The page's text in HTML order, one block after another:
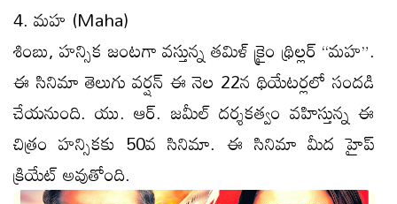
4. మహ (Maha)
శింబు, హన్సిక జంటగా వస్తున్న తమిళ్ క్రైం థ్రిల్లర్ “మహ”.
ఈ సినిమా తెలుగు వర్షన్ ఈ నెల 22న థియేటర్లలో సందడి
చేయనుంది. యు. ఆర్. జమీల్ దర్శకత్వం వహిస్తున్న ఈ
చిత్రం హన్సికకు 50వ సినిమా. ఈ సినిమా మీద హైప్
క్రియేట్ అవుతోంది.